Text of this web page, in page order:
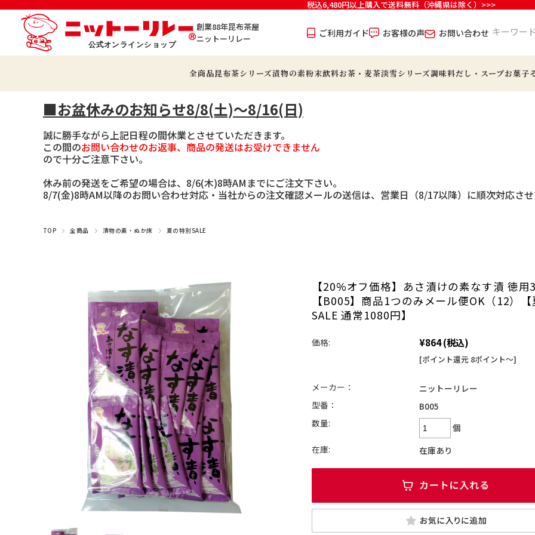
税込6,480円以上購入で送料無料（沖縄県は除く）>>>
創業88年昆布茶屋
ニットーリレー
ご利用ガイド お客様の声 お問い合わせ
全商品昆布茶シリーズ漬物の素粉末飲料お茶・麦茶淡雪シリーズ調味料だし・スープお菓子
■お盆休みのお知らせ8/8(土)～8/16(日)
誠に勝手ながら上記日程の間休業とさせていただきます。
この間のお問い合わせのお返事、商品の発送はお受けできません
ので十分ご注意下さい。
休み前の発送をご希望の場合は、8/6(木)8時AMまでにご注文下さい。
8/7(金)8時AM以降のお問い合わせ対応・当社からの注文確認メールの送信は、営業日（8/17以降）に順次対応させ
TOP 全商品 漬物の素・ぬか床 夏の特別SALE
【20%オフ価格】あさ漬けの素なす漬 徳用
【B005】商品1つのみメール便OK（12）
SALE 通常1080円】
価格: ¥864(税込)
[ポイント還元 8ポイント～]
メーカー：
ニットーリレー
型番：
B005
数量:
個
在庫:
在庫あり